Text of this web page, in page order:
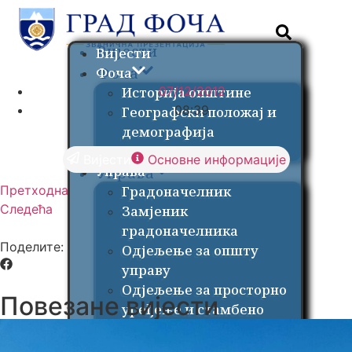
Вијести
Фоча
Историја општине
Географски положај и
демографија
Обиљежја општине
Управа
Градоначелник
Замјеник
градоначелника
Одјељење за општу
управу
Одјељење за просторно
уређење и стамбено
Вијести
Фоча
Историја општине
Географски положај и
демографија
Обиљежја општине
Управа
Градоначелник
Замјеник
градоначелника
Одјељење за општу
управу
Одјељење за просторно
уређење и стамбено
07/12/2012
08:39
Основне информације
Претходна
Следећа
Поделите:
Повезане вијести